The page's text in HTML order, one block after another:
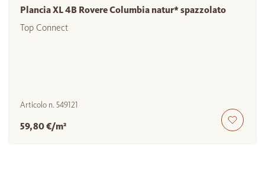
Plancia XL 4B Rovere Columbia natur* spazzolato
Top Connect
Articolo n. 549121
59,80 €/m²